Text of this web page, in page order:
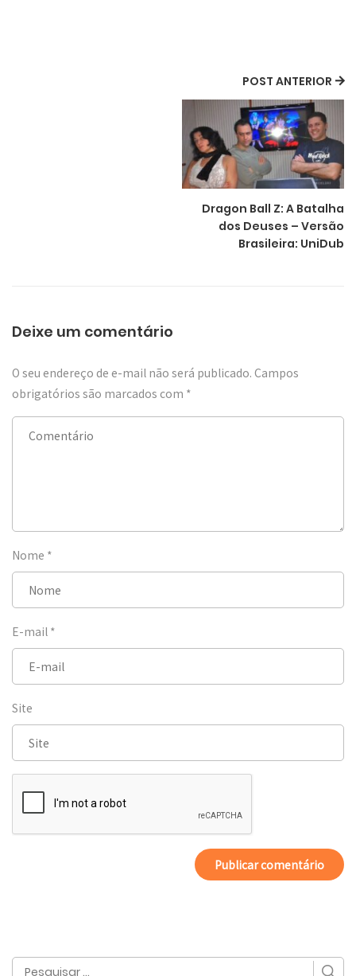
POST ANTERIOR
Dragon Ball Z: A Batalha
dos Deuses – Versão
Brasileira: UniDub
Deixe um comentário
O seu endereço de e-mail não será publicado. Campos
obrigatórios são marcados com *
Nome *
E-mail *
Site